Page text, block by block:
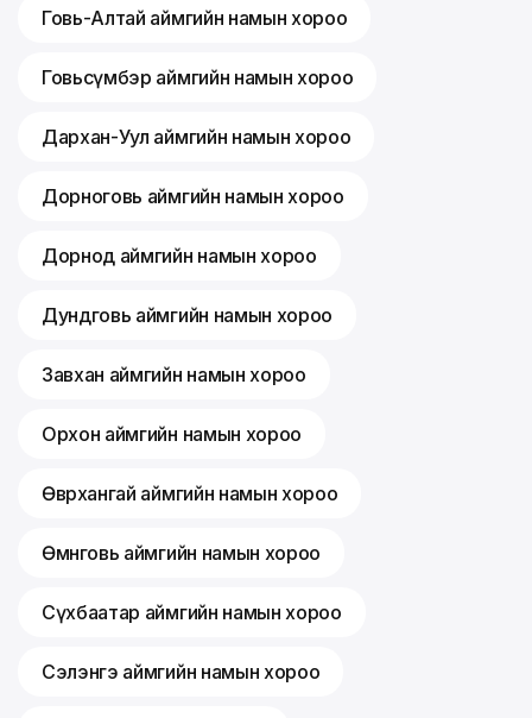
Говь-Алтай аймгийн намын хороо
Говьсүмбэр аймгийн намын хороо
Дархан-Уул аймгийн намын хороо
Дорноговь аймгийн намын хороо
Дорнод аймгийн намын хороо
Дундговь аймгийн намын хороо
Завхан аймгийн намын хороо
Орхон аймгийн намын хороо
Өвөрхангай аймгийн намын хороо
Өмнөговь аймгийн намын хороо
Сүхбаатар аймгийн намын хороо
Сэлэнгэ аймгийн намын хороо